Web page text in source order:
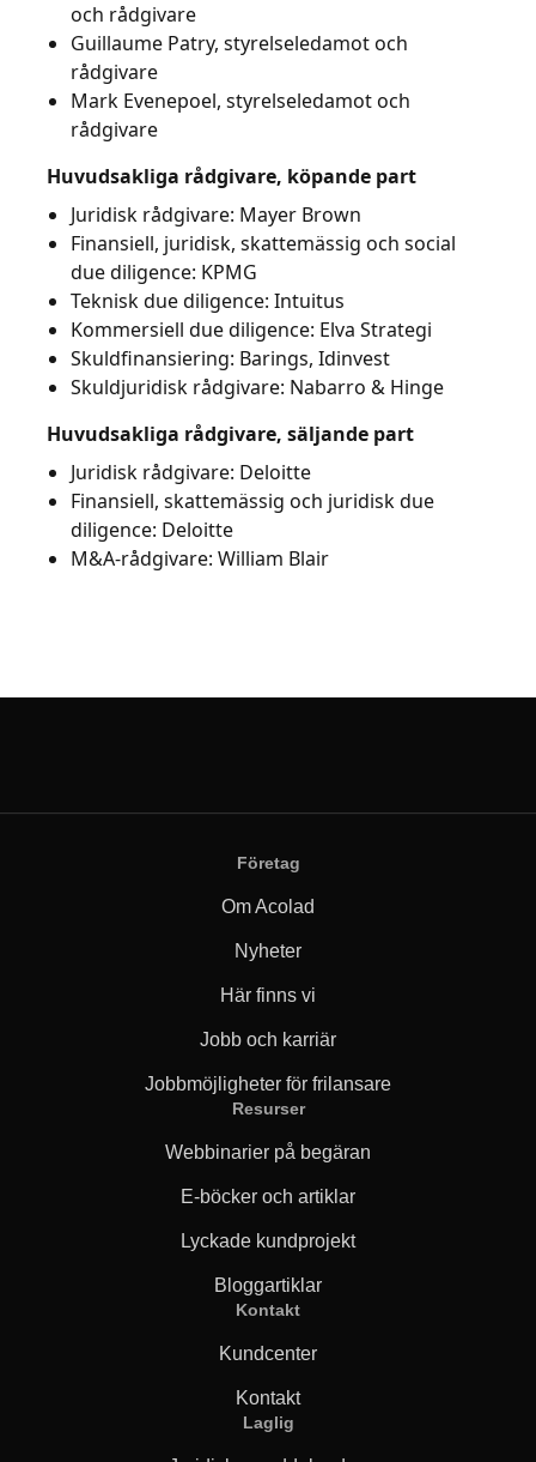
och rådgivare
Guillaume Patry, styrelseledamot och
rådgivare
Mark Evenepoel, styrelseledamot och
rådgivare
Huvudsakliga rådgivare, köpande part
Juridisk rådgivare: Mayer Brown
Finansiell, juridisk, skattemässig och social
due diligence: KPMG
Teknisk due diligence: Intuitus
Kommersiell due diligence: Elva Strategi
Skuldfinansiering: Barings, Idinvest
Skuldjuridisk rådgivare: Nabarro & Hinge
Huvudsakliga rådgivare, säljande part
Juridisk rådgivare: Deloitte
Finansiell, skattemässig och juridisk due
diligence: Deloitte
M&A-rådgivare: William Blair
Företag
Om Acolad
Nyheter
Här finns vi
Jobb och karriär
Jobbmöjligheter för frilansare
Resurser
Webbinarier på begäran
E-böcker och artiklar
Lyckade kundprojekt
Bloggartiklar
Kontakt
Kundcenter
Kontakt
Laglig